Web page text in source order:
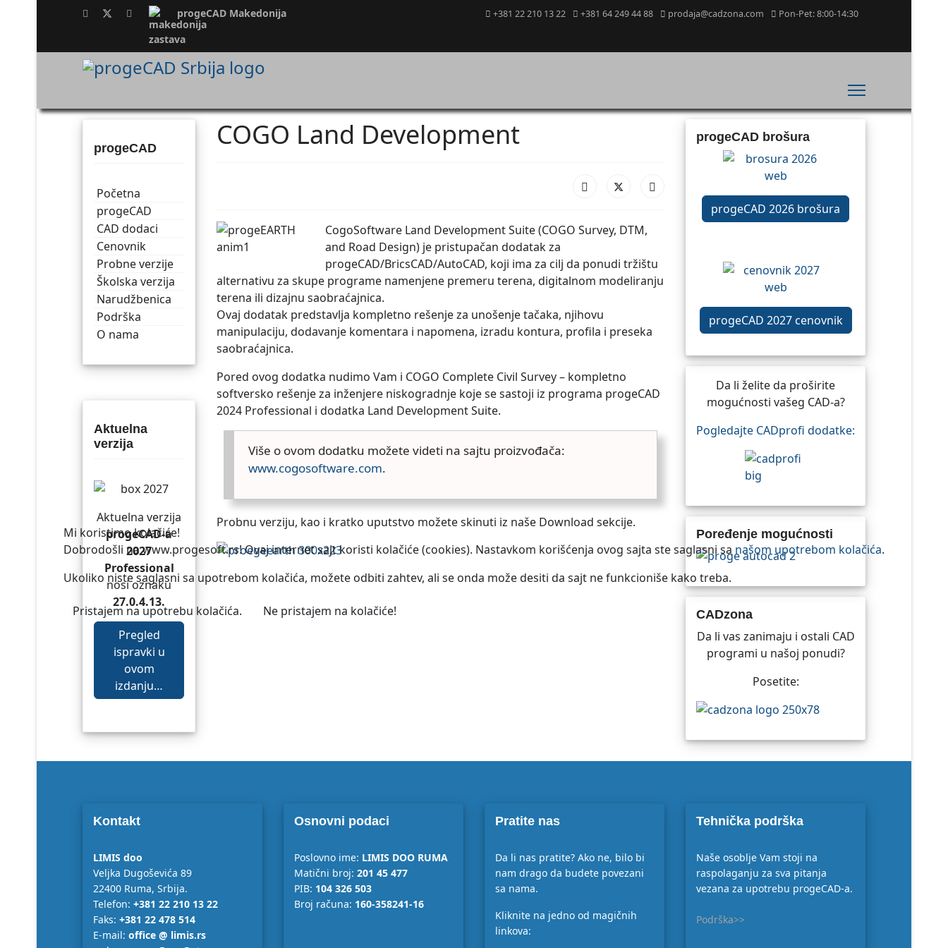
progeCAD Makedonija +381 22 210 13 22 +381 64 249 44 88 prodaja@cadzona.com Pon-Pet: 8:00-14:30
progeCAD
Početna
progeCAD
CAD dodaci
Cenovnik
Probne verzije
Školska verzija
Narudžbenica
Podrška
O nama
Aktuelna
verzija
Aktuelna verzija
progeCAD-a
2027
Professional
nosi oznaku
27.0.4.13.
Pregled
ispravki u
ovom
izdanju…
COGO Land Development
CogoSoftware Land Development Suite (COGO Survey, DTM,
and Road Design) je pristupačan dodatak za
progeCAD/BricsCAD/AutoCAD, koji ima za cilj da ponudi tržištu
alternativu za skupe programe namenjene premeru terena, digitalnom modeliranju
terena ili dizajnu saobraćajnica.
Ovaj dodatak predstavlja kompletno rešenje za unošenje tačaka, njihovu
manipulaciju, dodavanje komentara i napomena, izradu kontura, profila i preseka
saobraćajnica.
Pored ovog dodatka nudimo Vam i COGO Complete Civil Survey – kompletno
softversko rešenje za inženjere niskogradnje koje se sastoji iz programa progeCAD
2024 Professional i dodatka Land Development Suite.
Više o ovom dodatku možete videti na sajtu proizvođača:
www.cogosoftware.com.
Probnu verziju, kao i kratko uputstvo možete skinuti iz naše Download sekcije.
progeCAD brošura
progeCAD 2026 brošura
progeCAD 2027 cenovnik
Da li želite da proširite
mogućnosti vašeg CAD-a?
Pogledajte CADprofi dodatke:
Poređenje mogućnosti
CADzona
Da li vas zanimaju i ostali CAD
programi u našoj ponudi?
Posetite:
Kontakt
LIMIS doo
Veljka Dugoševića 89
22400 Ruma, Srbija.
Telefon: +381 22 210 13 22
Faks: +381 22 478 514
E-mail: office @ limis.rs
Osnovni podaci
Poslovno ime: LIMIS DOO RUMA
Matični broj: 201 45 477
PIB: 104 326 503
Broj računa: 160-358241-16
Pratite nas
Da li nas pratite? Ako ne, bilo bi
nam drago da budete povezani
sa nama.
Kliknite na jedno od magičnih
linkova:
Tehnička podrška
Naše osoblje Vam stoji na
raspolaganju za sva pitanja
vezana za upotrebu progeCAD-a.
Podrška>>
Mi koristimo kolačiće!
Dobrodošli na www.progesoft.rs! Ovaj internet sajt koristi kolačiće (cookies). Nastavkom korišćenja ovog sajta ste saglasni sa našom upotrebom kolačića.
Ukoliko niste saglasni sa upotrebom kolačića, možete odbiti zahtev, ali se onda može desiti da sajt ne funkcioniše kako treba.
Pristajem na upotrebu kolačića. Ne pristajem na kolačiće!